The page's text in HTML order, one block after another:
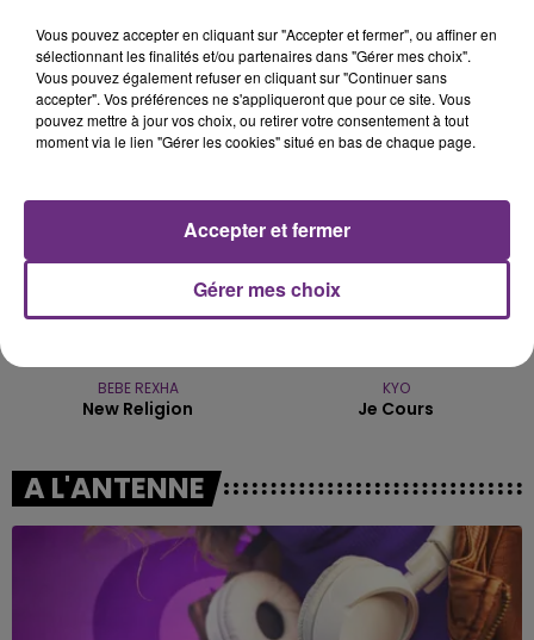
NAÏKA
One Track Mind
ED SHEERAN
Thinking Out Loud
16h02
16h02
BEBE REXHA
New Religion
15h57
15h57
KYO
Je Cours
A L'ANTENNE
Vous pouvez accepter en cliquant sur "Accepter et fermer", ou affiner en
sélectionnant les finalités et/ou partenaires dans "Gérer mes choix".
Vous pouvez également refuser en cliquant sur "Continuer sans
accepter". Vos préférences ne s'appliqueront que pour ce site. Vous
pouvez mettre à jour vos choix, ou retirer votre consentement à tout
moment via le lien "Gérer les cookies" situé en bas de chaque page.
Gérer mes choix
Accepter et fermer